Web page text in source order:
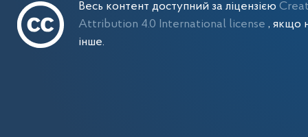
Весь контент доступний за ліцензією
Attribution 4.0 International license, якщо
інше.